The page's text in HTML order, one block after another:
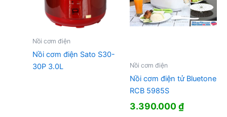
Nồi cơm điện
Nồi cơm điện Sato S30-
30P 3.0L
Nồi cơm điện
Nồi cơm điện tử Bluetone
RCB 5985S
3.390.000₫